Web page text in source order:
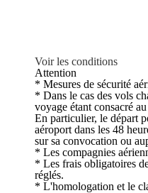
Voir les conditions
Attention
* Mesures de sécurité
* Dans le cas des vols
voyage étant consacré
En particulier, le départ
aéroport dans les 48
sur sa convocation ou
* Les compagnies
* Les frais obligatoires
réglés.
* L'homologation et le